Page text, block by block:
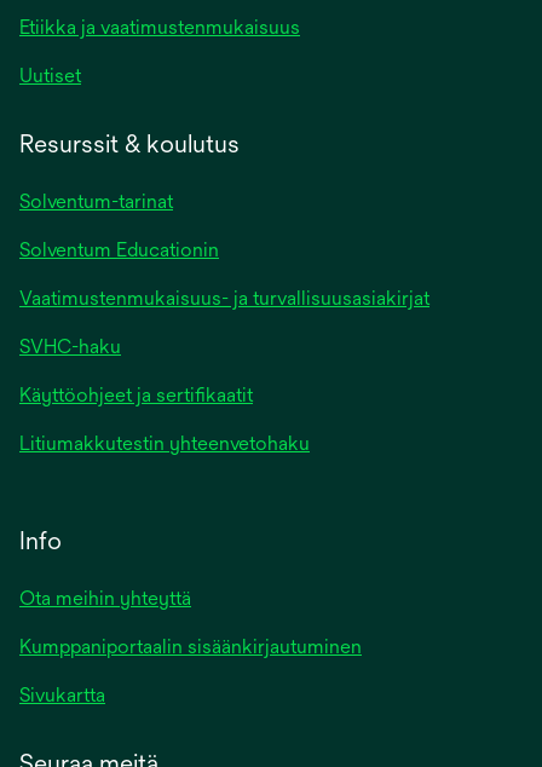
Etiikka ja vaatimustenmukaisuus
Uutiset
Resurssit & koulutus
Solventum-tarinat
Solventum Educationin
Vaatimustenmukaisuus- ja turvallisuusasiakirjat
SVHC-haku
Käyttöohjeet ja sertifikaatit
Litiumakkutestin yhteenvetohaku
Info
Ota meihin yhteyttä
Kumppaniportaalin sisäänkirjautuminen
Sivukartta